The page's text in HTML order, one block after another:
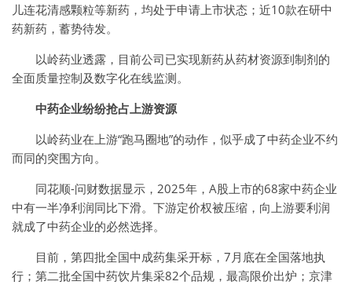
儿连花清感颗粒等新药，均处于申请上市状态；近10款在研中
药新药，蓄势待发。
以岭药业透露，目前公司已实现新药从药材资源到制剂的
全面质量控制及数字化在线监测。
中药企业纷纷抢占上游资源
以岭药业在上游“跑马圈地”的动作，似乎成了中药企业不约
而同的突围方向。
同花顺-问财数据显示，2025年，A股上市的68家中药企业
中有一半净利润同比下滑。下游定价权被压缩，向上游要利润
就成了中药企业的必然选择。
目前，第四批全国中成药集采开标，7月底在全国落地执
行；第二批全国中药饮片集采82个品规，最高限价出炉；京津